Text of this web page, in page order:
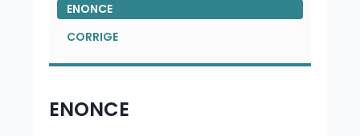
ENONCE
CORRIGE
ENONCE